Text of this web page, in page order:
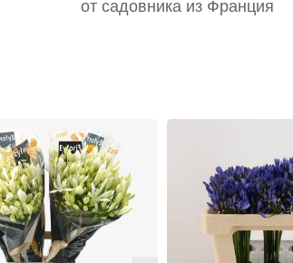
от садовника из Франция